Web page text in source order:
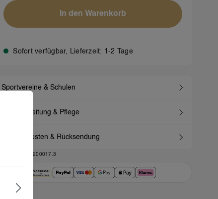
In den Warenkorb
Sofort verfügbar, Lieferzeit: 1-2 Tage
Sportvereine & Schulen
Waschanleitung & Pflege
Versandkosten & Rücksendung
GS_200017.3
bieten zu können.
Mehr Informationen